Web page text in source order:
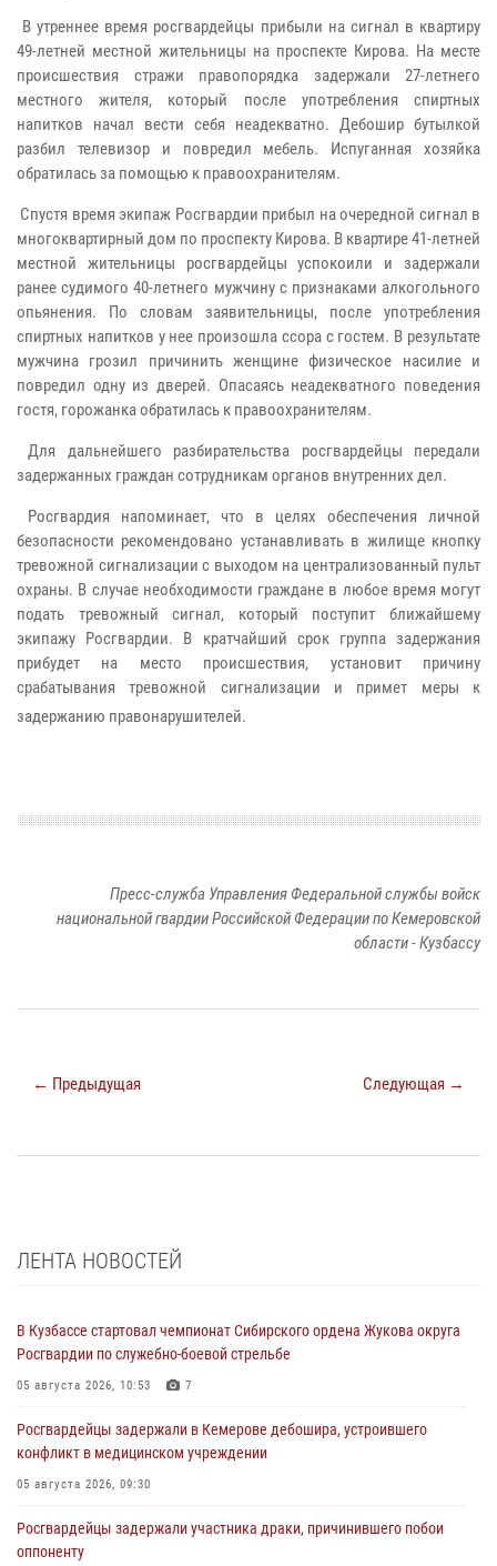
В утреннее время росгвардейцы прибыли на сигнал в квартиру
49-летней местной жительницы на проспекте Кирова. На месте
происшествия стражи правопорядка задержали 27-летнего
местного жителя, который после употребления спиртных
напитков начал вести себя неадекватно. Дебошир бутылкой
разбил телевизор и повредил мебель. Испуганная хозяйка
обратилась за помощью к правоохранителям.
Спустя время экипаж Росгвардии прибыл на очередной сигнал в
многоквартирный дом по проспекту Кирова. В квартире 41-летней
местной жительницы росгвардейцы успокоили и задержали
ранее судимого 40-летнего мужчину с признаками алкогольного
опьянения. По словам заявительницы, после употребления
спиртных напитков у нее произошла ссора с гостем. В результате
мужчина грозил причинить женщине физическое насилие и
повредил одну из дверей. Опасаясь неадекватного поведения
гостя, горожанка обратилась к правоохранителям.
Для дальнейшего разбирательства росгвардейцы передали
задержанных граждан сотрудникам органов внутренних дел.
Росгвардия напоминает, что в целях обеспечения личной
безопасности рекомендовано устанавливать в жилище кнопку
тревожной сигнализации с выходом на централизованный пульт
охраны. В случае необходимости граждане в любое время могут
подать тревожный сигнал, который поступит ближайшему
экипажу Росгвардии. В кратчайший срок группа задержания
прибудет на место происшествия, установит причину
срабатывания тревожной сигнализации и примет меры к
задержанию правонарушителей.
Пресс-служба Управления Федеральной службы войск
национальной гвардии Российской Федерации по Кемеровской
области - Кузбассу
← Предыдущая Следующая →
ЛЕНТА НОВОСТЕЙ
В Кузбассе стартовал чемпионат Сибирского ордена Жукова округа
Росгвардии по служебно-боевой стрельбе
05 августа 2026, 10:53 7
Росгвардейцы задержали в Кемерове дебошира, устроившего
конфликт в медицинском учреждении
05 августа 2026, 09:30
Росгвардейцы задержали участника драки, причинившего побои
оппоненту